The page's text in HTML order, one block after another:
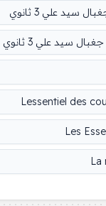
علي 3 ثانوي
سيد علي 3 ثانوي
Lessentiel des
Les